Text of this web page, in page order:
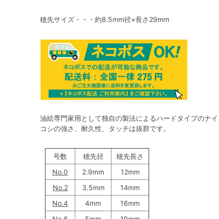
穂先サイズ・・・約8.5mm径×長さ29mm
油絵専門家用として独自の製法によるハードタイプのナイ
コシの強さ、耐久性、タッチは抜群です。
号数 穂先径
穂先長さ
No.0
2.9mm
12mm
No.2
3.5mm
14mm
No.4
4mm
16mm